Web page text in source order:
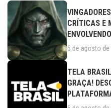
CRÍTICAS E
6 de agosto de
TELA
GRAÇA!